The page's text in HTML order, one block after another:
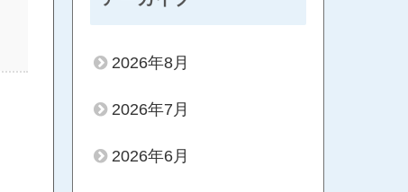
2026年8月
2026年7月
2026年6月